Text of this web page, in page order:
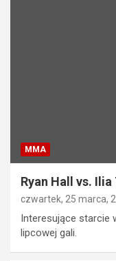
MMA
Ryan Hall vs.
czwartek, 25 marca,
Interesujące starcie
lipcowej gali.